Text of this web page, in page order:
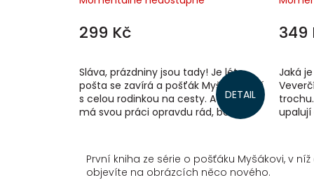
299 Kč
DETAIL
Sláva, prázdniny jsou tady! Je léto,
pošta se zavírá a pošťák Myšák vyráží
s celou rodinkou na cesty. A protože
má svou práci opravdu rád, bere si i
349
Jaká
upalují
První kniha ze série o pošťáku Myšákovi, v
objevíte na obrázcích něco nového.